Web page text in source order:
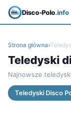
Disco-Polo.info
Strona główna›
Teledyski
Najnowsze
Teledyski Disco